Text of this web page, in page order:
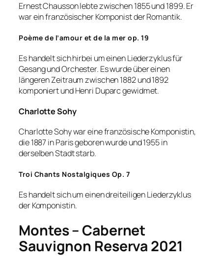
Ernest Chausson lebte zwischen 1855 und 1899. Er
war ein französischer Komponist der Romantik.
Poème de l’amour et de la mer op. 19
Es handelt sich hirbei um einen Liederzyklus für
Gesang und Orchester. Es wurde über einen
längeren Zeitraum zwischen 1882 und 1892
komponiert und Henri Duparc gewidmet.
Charlotte Sohy
Charlotte Sohy war eine französische Komponistin,
die 1887 in Paris geboren wurde und 1955 in
derselben Stadt starb.
Troi Chants Nostalgiques Op. 7
Es handelt sich um einen dreiteiligen Liederzyklus
der Komponistin.
Montes – Cabernet
Sauvignon Reserva 2021